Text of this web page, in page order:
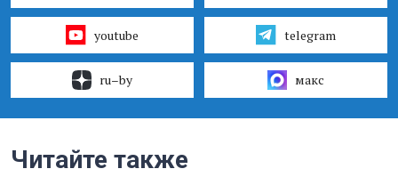
youtube telegram
ru–by макс
Читайте также